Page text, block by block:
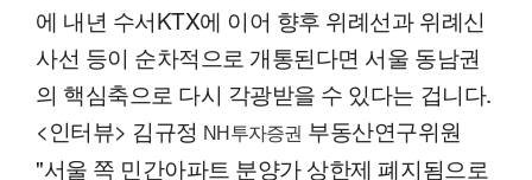
에 내년 수서KTX에 이어 향후 위례선과 위례신
사선 등이 순차적으로 개통된다면 서울 동남권
의 핵심축으로 다시 각광받을 수 있다는 겁니다.
<인터뷰> 김규정 NH투자증권 부동산연구위원
"서울 쪽 민간아파트 분양가 상한제 폐지됨으로